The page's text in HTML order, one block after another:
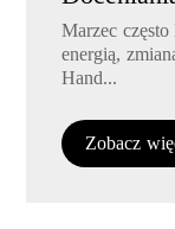
Marzec
energią,
Hand...
Zobacz